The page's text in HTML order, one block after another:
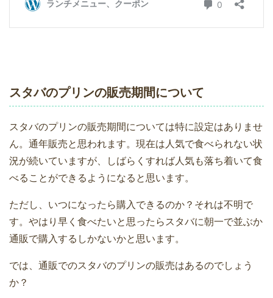
スタバのプリンの販売期間について
スタバのプリンの販売期間については特に設定はありませ
ん。通年販売と思われます。現在は人気で食べられない状
況が続いていますが、しばらくすれば人気も落ち着いて食
べることができるようになると思います。
ただし、いつになったら購入できるのか？それは不明で
す。やはり早く食べたいと思ったらスタバに朝一で並ぶか
通販で購入するしかないかと思います。
では、通販でのスタバのプリンの販売はあるのでしょう
か？